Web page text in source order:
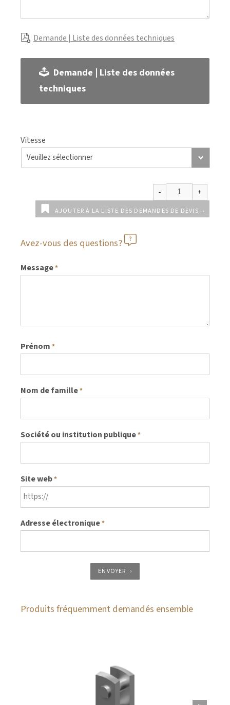
Demande | Liste des données techniques
Demande | Liste des données
techniques
Vitesse
AJOUTER À LA LISTE DES DEMANDES DE DEVIS
Avez-vous des questions?
Message*
Prénom *
Nom de famille*
Société ou institution publique*
Site web*
Adresse électronique*
ENVOYER
Produits fréquemment demandés ensemble